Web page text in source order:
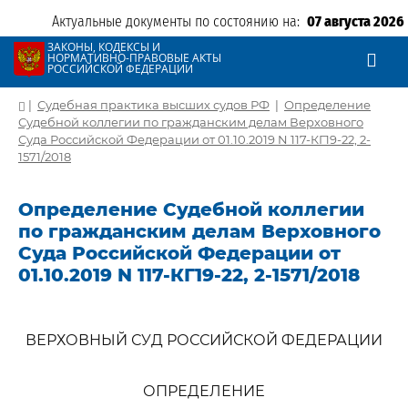
Актуальные документы по состоянию на: 07 августа 2026
ЗАКОНЫ, КОДЕКСЫ И
НОРМАТИВНО-ПРАВОВЫЕ АКТЫ
РОССИЙСКОЙ ФЕДЕРАЦИИ
| Судебная практика высших судов РФ | Определение
Судебной коллегии по гражданским делам Верховного
Суда Российской Федерации от 01.10.2019 N 117-КГ19-22, 2-
1571/2018
Определение Судебной коллегии
по гражданским делам Верховного
Суда Российской Федерации от
01.10.2019 N 117-КГ19-22, 2-1571/2018
ВЕРХОВНЫЙ СУД РОССИЙСКОЙ ФЕДЕРАЦИИ
ОПРЕДЕЛЕНИЕ